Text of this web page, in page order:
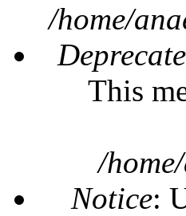
/home/
This
/
Notice: